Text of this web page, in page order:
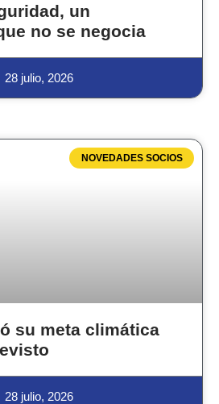
un
no se negocia
28 julio, 2026
NOVEDADES SOCIOS
su meta climática
28 julio, 2026